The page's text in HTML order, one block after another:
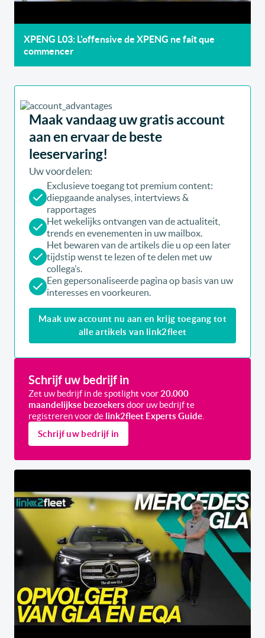
XPENG L03: L'offensive de XPENG ne fait que
commencer
Maak vandaag uw gratis account
aan en ervaar de beste
leeservaring!
Uw voordelen:
Exclusieve toegang tot premium content:
diepgaande analyses, intertviews &
rapportages
Het wekelijks ontvangen van de actualiteit,
trends en evenementen in uw mailbox.
Het bewaren van de artikels die u op een later
tijdstip wenst te lezen of te delen met uw
collega’s.
Een gepersonaliseerde pagina op basis van uw
interesses en voorkeuren.
Maak uw account nu aan en krijg toegang tot
alle artikels van link2fleet
Schrijf uw bedrijf in
Zet uw bedrijf in de spotlight voor20.000
maandelijkse bezoekers door uw bedrijf te
registreren voor de link2fleet Experts Guide.
Schrijf uw bedrijf in